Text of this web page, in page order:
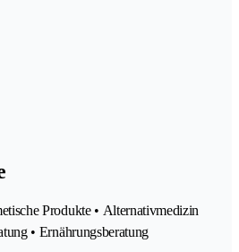
Produkte • Alternativmedizin
• Ernährungsberatung